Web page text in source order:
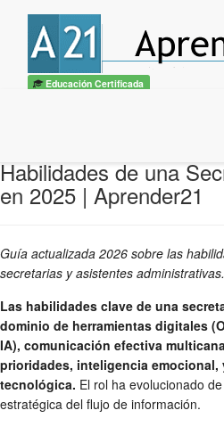
Educación Certificada
Habilidades de una
en 2025 | Aprender21
Guía actualizada 2026 sobre las
secretarias y asistentes administrativas.
Las habilidades clave de una
dominio de herramientas digitales
IA), comunicación efectiva
prioridades, inteligencia
tecnológica. El rol ha evolucionado
estratégica del flujo de información.